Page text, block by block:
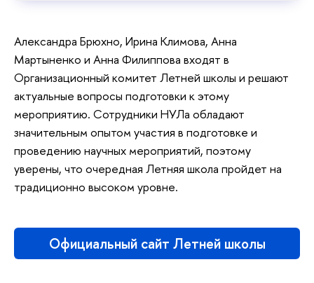
Александра Брюхно, Ирина Климова, Анна
Мартыненко и Анна Филиппова входят в
Организационный комитет Летней школы и решают
актуальные вопросы подготовки к этому
мероприятию. Сотрудники НУЛа обладают
значительным опытом участия в подготовке и
проведению научных мероприятий, поэтому
уверены, что очередная Летняя школа пройдет на
традиционно высоком уровне.
Официальный сайт Летней школы